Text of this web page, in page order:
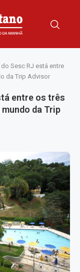
Sesc RJ está entre
da Trip Advisor
entre os três
da Trip